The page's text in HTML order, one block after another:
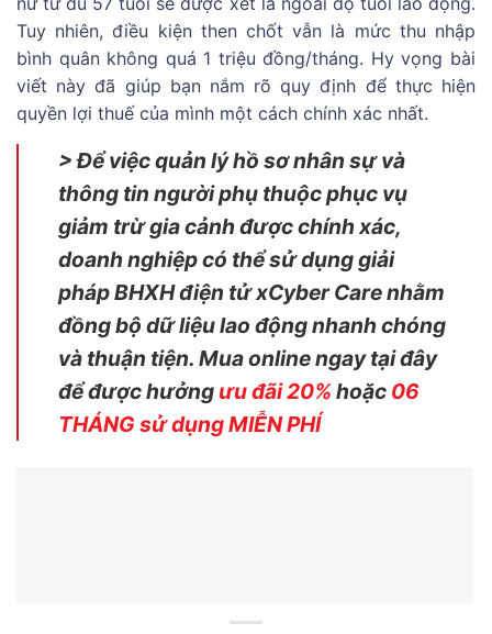
Tuy nhiên, điều kiện then chốt vẫn là mức thu nhập
bình quân không quá 1 triệu đồng/tháng. Hy vọng bài
viết này đã giúp bạn nắm rõ quy định để thực hiện
quyền lợi thuế của mình một cách chính xác nhất.
> Để việc quản lý hồ sơ nhân sự và
thông tin người phụ thuộc phục vụ
giảm trừ gia cảnh được chính xác,
doanh nghiệp có thể sử dụng giải
pháp BHXH điện tử xCyber Care nhằm
đồng bộ dữ liệu lao động nhanh chóng
và thuận tiện. Mua online ngay tại đây
để được hưởng ưu đãi 20% hoặc 06
THÁNG sử dụng MIỄN PHÍ